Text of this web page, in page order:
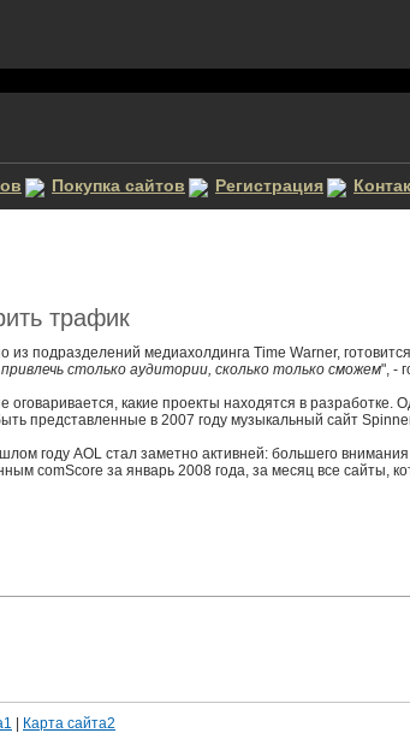
Покупка сайтов Регистрация
трафик
из подразделений медиахолдинга Time Warner,
столько аудитории, сколько только сможем", -
оговаривается, какие проекты находятся в разработке.
представленные в 2007 году музыкальный сайт
году AOL стал заметно активней: большего
comScore за январь 2008 года, за месяц все сайты,
Карта сайта2